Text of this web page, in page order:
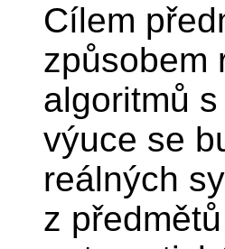
Cílem
způsobem
algoritmů
výuce se
reálných
z